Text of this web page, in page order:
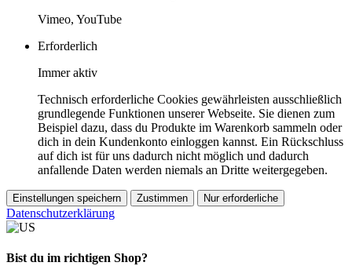
Vimeo, YouTube
Erforderlich
Immer aktiv
Technisch erforderliche Cookies gewährleisten ausschließlich
grundlegende Funktionen unserer Webseite. Sie dienen zum
Beispiel dazu, dass du Produkte im Warenkorb sammeln oder
dich in dein Kundenkonto einloggen kannst. Ein Rückschluss
auf dich ist für uns dadurch nicht möglich und dadurch
anfallende Daten werden niemals an Dritte weitergegeben.
Einstellungen speichern Zustimmen Nur erforderliche
Datenschutzerklärung
Bist du im richtigen Shop?